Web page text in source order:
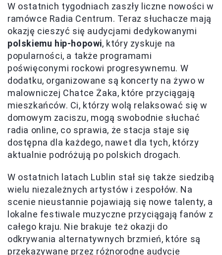
W ostatnich tygodniach zaszły liczne nowości w
ramówce Radia Centrum. Teraz słuchacze mają
okazję cieszyć się audycjami dedykowanymi
polskiemu hip-hopowi, który zyskuje na
popularności, a także programami
poświęconymi rockowi progresywnemu. W
dodatku, organizowane są koncerty na żywo w
malowniczej Chatce Żaka, które przyciągają
mieszkańców. Ci, którzy wolą relaksować się w
domowym zaciszu, mogą swobodnie słuchać
radia online, co sprawia, że stacja staje się
dostępna dla każdego, nawet dla tych, którzy
aktualnie podróżują po polskich drogach.
W ostatnich latach Lublin stał się także siedzibą
wielu niezależnych artystów i zespołów. Na
scenie nieustannie pojawiają się nowe talenty, a
lokalne festiwale muzyczne przyciągają fanów z
całego kraju. Nie brakuje też okazji do
odkrywania alternatywnych brzmień, które są
przekazywane przez różnorodne audycje